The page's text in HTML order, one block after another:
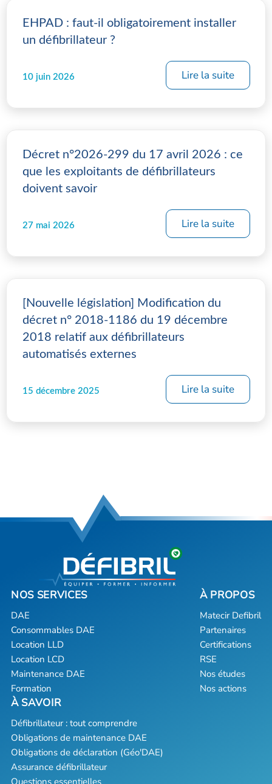
EHPAD : faut-il obligatoirement installer
un défibrillateur ?
10 juin 2026 Lire la suite
Décret n°2026-299 du 17 avril 2026 : ce
que les exploitants de défibrillateurs
doivent savoir
27 mai 2026 Lire la suite
[Nouvelle législation] Modification du
décret n° 2018-1186 du 19 décembre
2018 relatif aux défibrillateurs
automatisés externes
15 décembre 2025 Lire la suite
DAE
Consommables DAE
Location LLD
Location LCD
Maintenance DAE
Formation
Matecir Defibril
Partenaires
Certifications
RSE
Nos études
Nos actions
Défibrillateur : tout comprendre
Obligations de maintenance DAE
Obligations de déclaration (Géo'DAE)
Assurance défibrillateur
Questions essentielles